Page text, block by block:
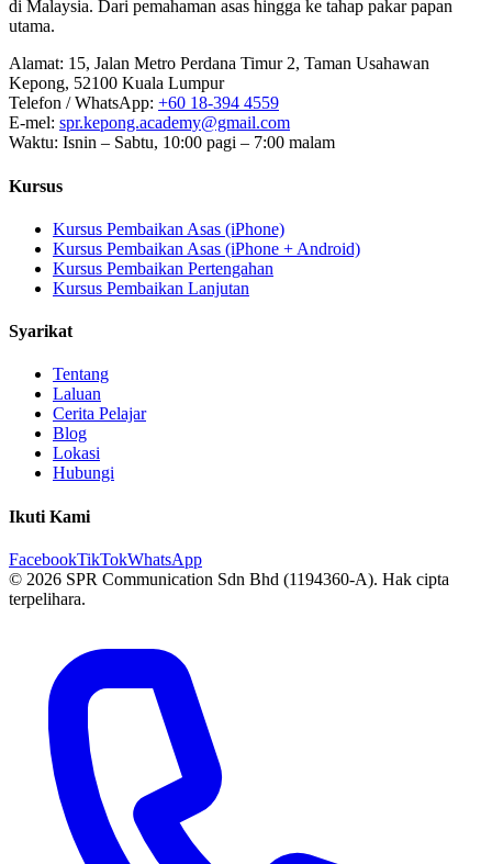
di Malaysia. Dari pemahaman asas hingga ke tahap pakar papan
utama.
Alamat: 15, Jalan Metro Perdana Timur 2, Taman Usahawan
Kepong, 52100 Kuala Lumpur
Telefon / WhatsApp: +60 18-394 4559
E-mel: spr.kepong.academy@gmail.com
Waktu: Isnin – Sabtu, 10:00 pagi – 7:00 malam
Kursus
Kursus Pembaikan Asas (iPhone)
Kursus Pembaikan Asas (iPhone + Android)
Kursus Pembaikan Pertengahan
Kursus Pembaikan Lanjutan
Syarikat
Tentang
Laluan
Cerita Pelajar
Blog
Lokasi
Hubungi
Ikuti Kami
FacebookTikTokWhatsApp
© 2026 SPR Communication Sdn Bhd (1194360-A). Hak cipta
terpelihara.